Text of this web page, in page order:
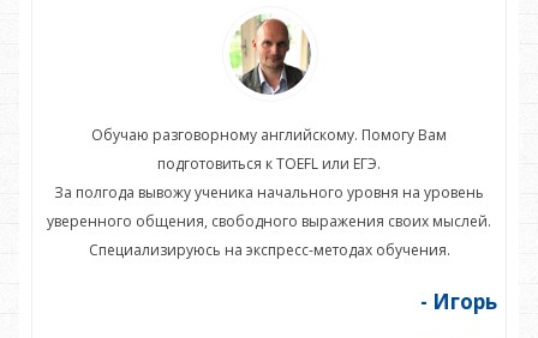
Обучаю разговорному английскому. Помогу Вам
подготовиться к TOEFL или ЕГЭ.
За полгода вывожу ученика начального уровня на уровень
уверенного общения, свободного выражения своих мыслей.
Специализируюсь на экспресс-методах обучения.
- Игорь